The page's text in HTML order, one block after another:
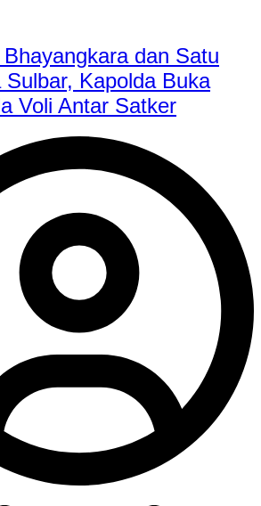
dan Satu
Sulbar, Kapolda Buka
Voli Antar Satker